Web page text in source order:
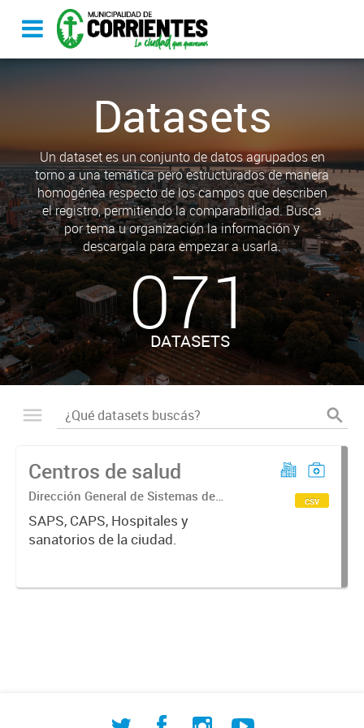
Datasets
Un dataset es un conjunto de datos agrupados en
torno a una temática pero estructurados de manera
homogénea respecto de los campos que describen
el registro, permitiendo la comparabilidad. Busca
por tema u organización la información y
descargala para empezar a usarla.
071
DATASETS
Centros de salud
Dirección General de Sistemas de
Información Geográfica
SAPS, CAPS, Hospitales y
sanatorios de la ciudad.
csv